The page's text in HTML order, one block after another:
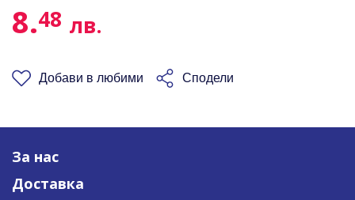
8.48 лв.
Добави в любими Сподели
За нас
Доставка